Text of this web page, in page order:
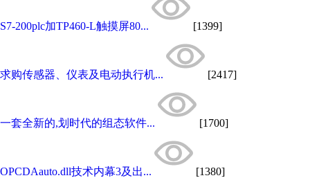
S7-200plc加TP460-L触摸屏80... [1399]
求购传感器、仪表及电动执行机... [2417]
一套全新的,划时代的组态软件... [1700]
OPCDAauto.dll技术内幕3及出... [1380]